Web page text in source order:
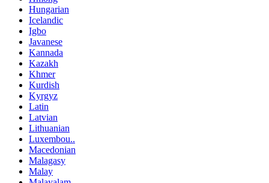
Hungarian
Icelandic
Igbo
Javanese
Kannada
Kazakh
Khmer
Kurdish
Kyrgyz
Latin
Latvian
Lithuanian
Luxembou..
Macedonian
Malagasy
Malay